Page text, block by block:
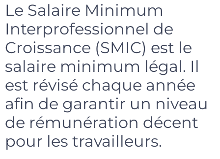
Le Salaire Minimum
Interprofessionnel de
Croissance (SMIC) est le
salaire minimum légal. Il
est révisé chaque année
afin de garantir un niveau
de rémunération décent
pour les travailleurs.